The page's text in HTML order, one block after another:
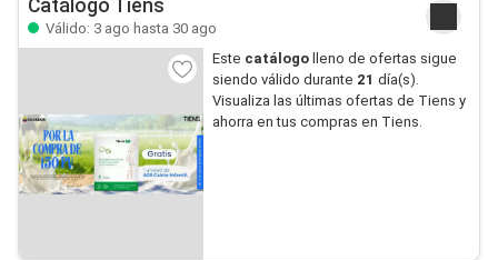
Catálogo Tiens
Válido: 3 ago hasta 30 ago
Este catálogo lleno de ofertas sigue
siendo válido durante 21 día(s).
Visualiza las últimas ofertas de Tiens y
ahorra en tus compras en Tiens.